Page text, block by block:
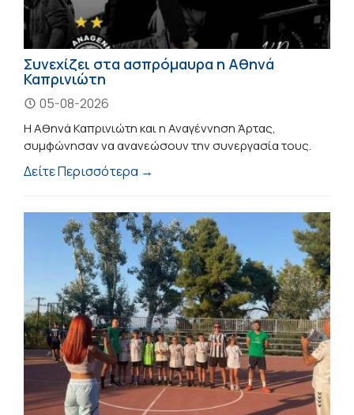
Συνεχίζει στα ασπρόμαυρα η Αθηνά
Καπρινιώτη
05-08-2026
Η Αθηνά Καπρινιώτη και η Αναγέννηση Άρτας,
συμφώνησαν να ανανεώσουν την συνεργασία τους.
Δείτε Περισσότερα →